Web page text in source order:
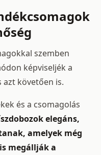
szemben
képviseljék a
azt követően is.
és a csomagolás
elegáns,
amelyek még
megállják a